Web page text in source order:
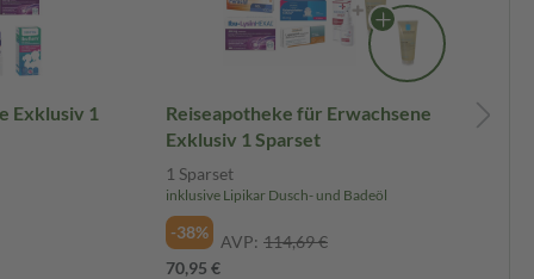
1
Reiseapotheke für Erwachsene
Exklusiv 1 Sparset
1 Sparset
inklusive Lipikar Dusch- und Badeöl
-38% AVP: 114,69 €
70,95 €